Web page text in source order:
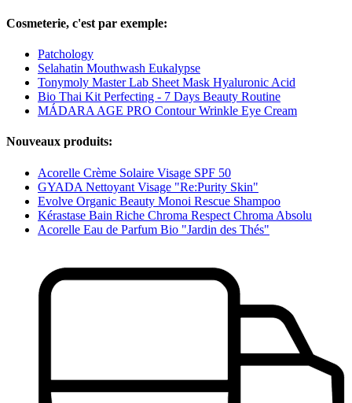
Cosmeterie, c'est par exemple:
Patchology
Selahatin Mouthwash Eukalypse
Tonymoly Master Lab Sheet Mask Hyaluronic Acid
Bio Thai Kit Perfecting - 7 Days Beauty Routine
MÁDARA AGE PRO Contour Wrinkle Eye Cream
Nouveaux produits:
Acorelle Crème Solaire Visage SPF 50
GYADA Nettoyant Visage "Re:Purity Skin"
Evolve Organic Beauty Monoi Rescue Shampoo
Kérastase Bain Riche Chroma Respect Chroma Absolu
Acorelle Eau de Parfum Bio "Jardin des Thés"